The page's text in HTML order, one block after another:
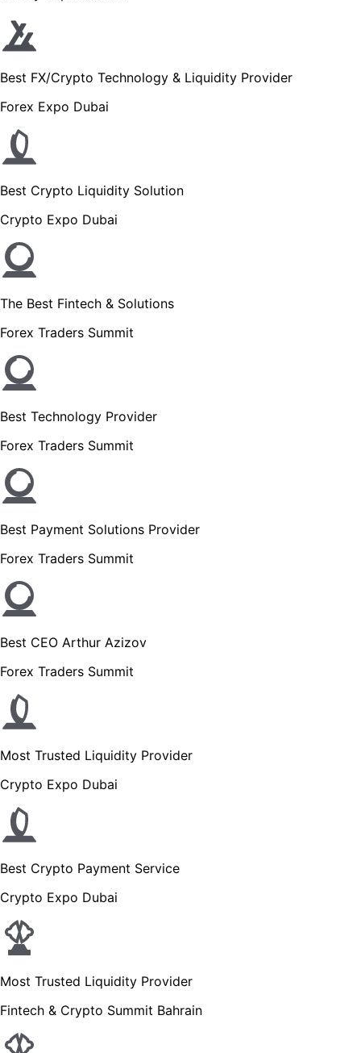
Best FX/Crypto Technology & Liquidity Provider
Forex Expo Dubai
Best Crypto Liquidity Solution
Crypto Expo Dubai
The Best Fintech & Solutions
Forex Traders Summit
Best Technology Provider
Forex Traders Summit
Best Payment Solutions Provider
Forex Traders Summit
Best CEO Arthur Azizov
Forex Traders Summit
Most Trusted Liquidity Provider
Crypto Expo Dubai
Best Crypto Payment Service
Crypto Expo Dubai
Most Trusted Liquidity Provider
Fintech & Crypto Summit Bahrain